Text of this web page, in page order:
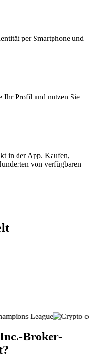
per Smartphone und
Ihr Profil und nutzen Sie
in der App. Kaufen,
von verfügbaren
Broker-